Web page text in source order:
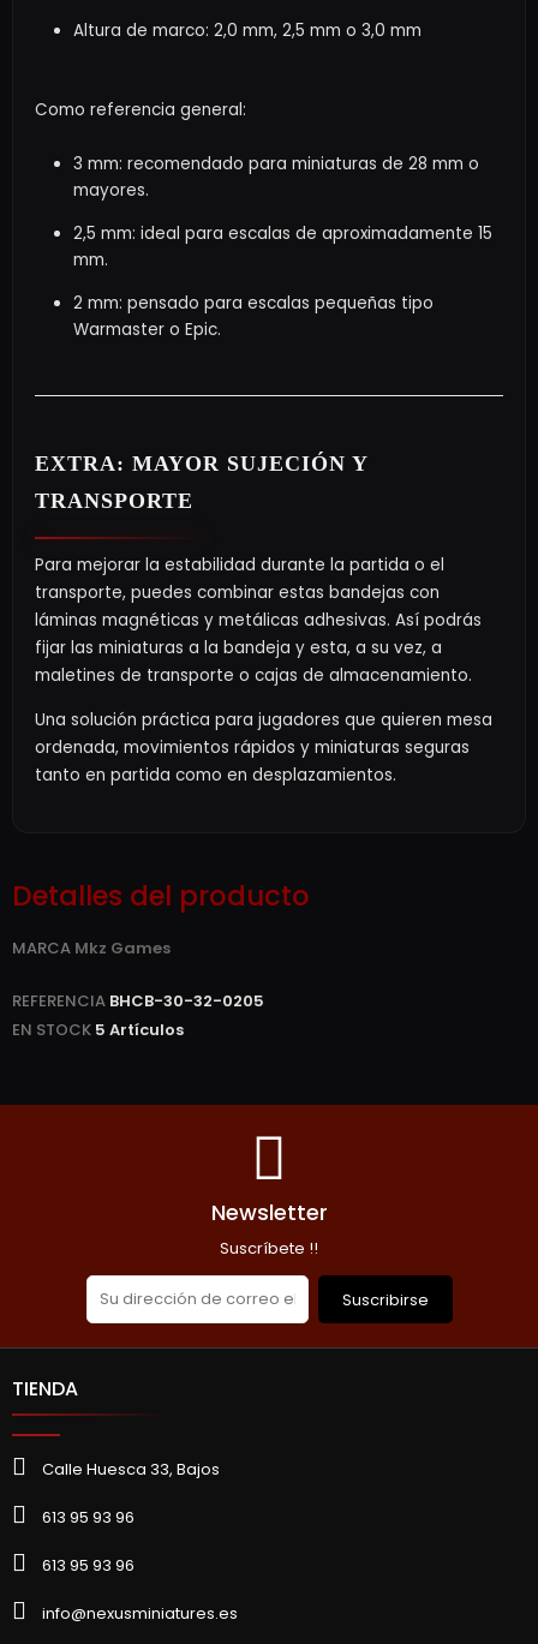
Altura de marco: 2,0 mm, 2,5 mm o 3,0 mm
Como referencia general:
3 mm: recomendado para miniaturas de 28 mm o
mayores.
2,5 mm: ideal para escalas de aproximadamente 15
mm.
2 mm: pensado para escalas pequeñas tipo
Warmaster o Epic.
EXTRA: MAYOR SUJECIÓN Y
TRANSPORTE
Para mejorar la estabilidad durante la partida o el
transporte, puedes combinar estas bandejas con
láminas magnéticas y metálicas adhesivas. Así podrás
fijar las miniaturas a la bandeja y esta, a su vez, a
maletines de transporte o cajas de almacenamiento.
Una solución práctica para jugadores que quieren mesa
ordenada, movimientos rápidos y miniaturas seguras
tanto en partida como en desplazamientos.
Detalles del producto
MARCA Mkz Games
REFERENCIA BHCB-30-32-0205
EN STOCK 5 Artículos
Newsletter
Suscríbete !!
Suscribirse
TIENDA
Calle Huesca 33, Bajos
613 95 93 96
613 95 93 96
info@nexusminiatures.es